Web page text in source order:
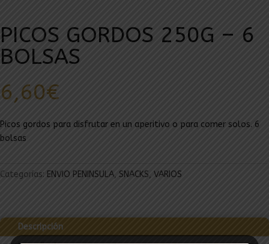
PICOS GORDOS 250G – 6
BOLSAS
6,60€
Picos gordos para disfrutar en un aperitivo o para comer solos. 6
bolsas
Categorías: ENVIO PENINSULA, SNACKS, VARIOS
Descripción